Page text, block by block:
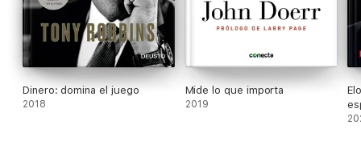
Dinero: domina el juego
2018
Mide lo que importa
2019